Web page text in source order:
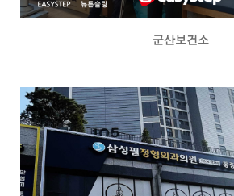
군산보건소